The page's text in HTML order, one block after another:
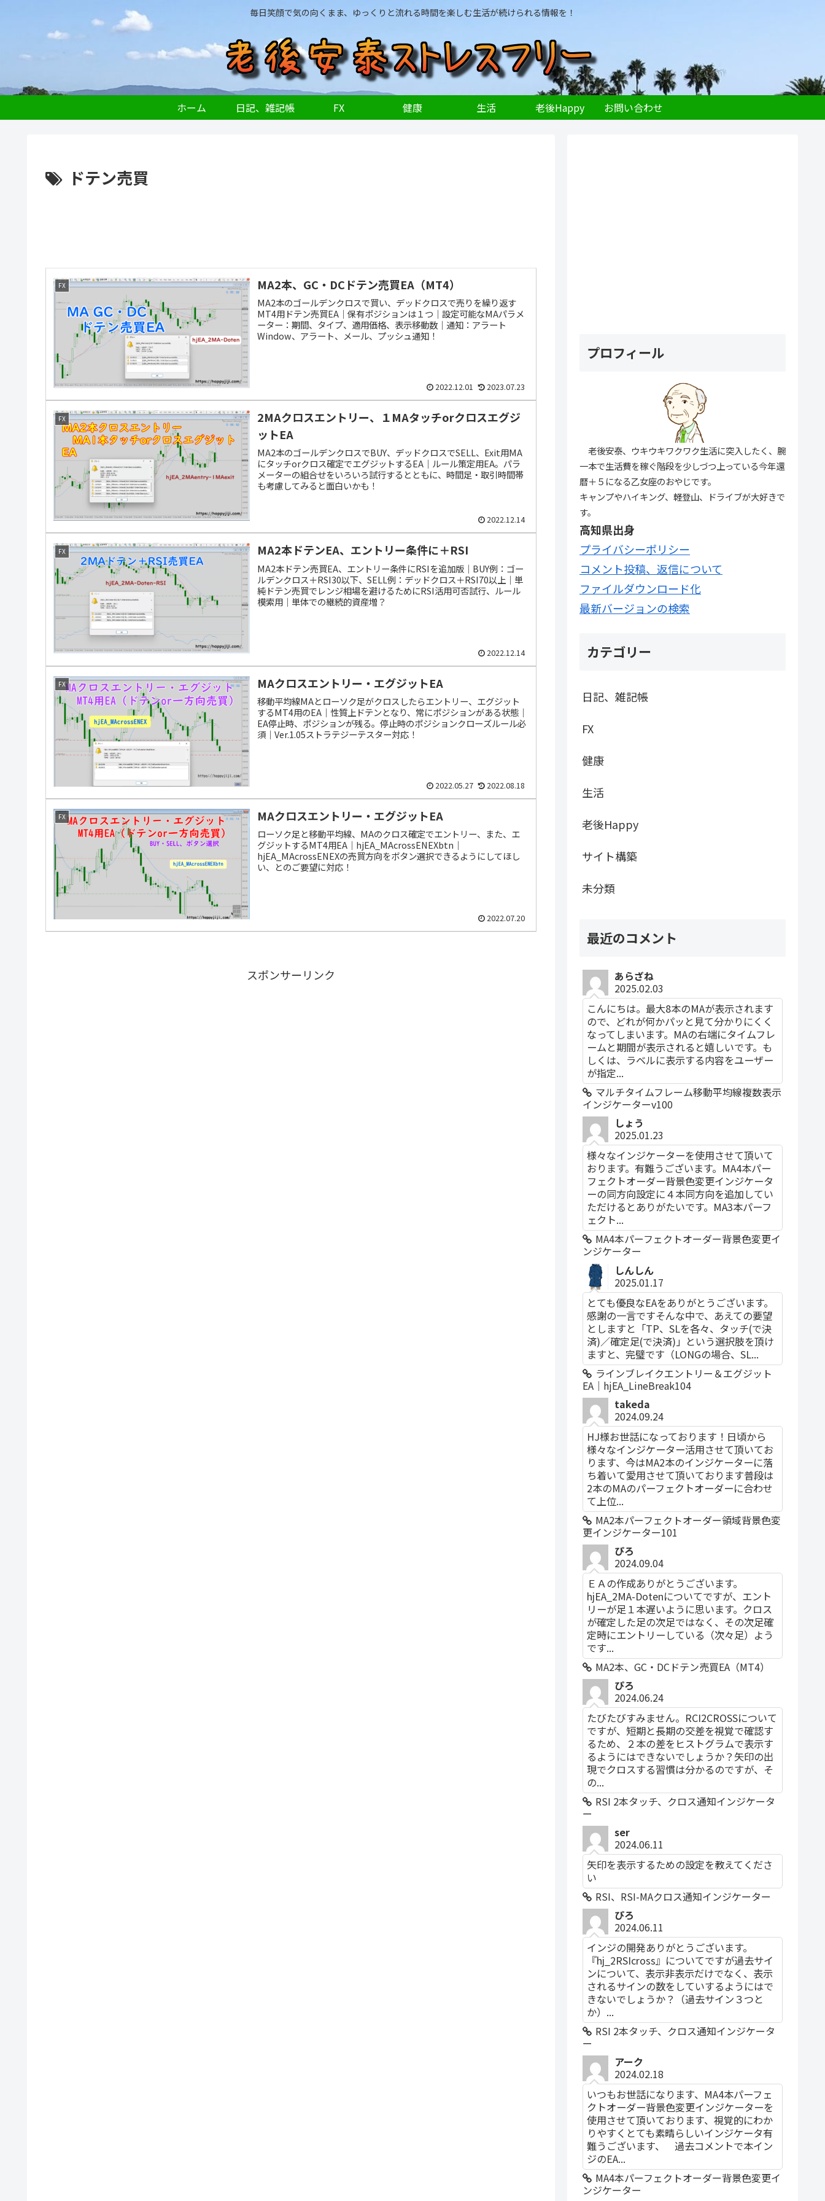
毎日笑顔で気の向くまま、ゆっくりと流れる時間を楽しむ生活が続けられる情報を！
ホーム 日記、雑記帳 FX 健康 生活 老後Happy お問い合わせ
ドテン売買
FX MA2本、GC・DCドテン売買EA（MT4）
MA2本のゴールデンクロスで買い、デッドクロスで売りを繰り返す
MT4用ドテン売買EA｜保有ポジションは１つ｜設定可能なMAパラメ
ーター：期間、タイプ、適用価格、表示移動数｜通知：アラート
Window、アラート、メール、プッシュ通知！
2022.12.01 2023.07.23
FX
2MAクロスエントリー、１MAタッチorクロスエグジ
ットEA
MA2本のゴールデンクロスでBUY、デッドクロスでSELL、Exit用MA
にタッチorクロス確定でエグジットするEA｜ルール策定用EA。パラ
メーターの組合せをいろいろ試行するとともに、時間足・取引時間帯
も考慮してみると面白いかも！
2022.12.14
FX MA2本ドテンEA、エントリー条件に＋RSI
MA2本ドテン売買EA、エントリー条件にRSIを追加版｜BUY例：ゴー
ルデンクロス＋RSI30以下、SELL例：デッドクロス＋RSI70以上｜単
純ドテン売買でレンジ相場を避けるためにRSI活用可否試行、ルール
模索用｜単体での継続的資産増？
2022.12.14
FX MAクロスエントリー・エグジットEA
移動平均線MAとローソク足がクロスしたらエントリー、エグジット
するMT4用のEA｜性質上ドテンとなり、常にポジションがある状態｜
EA停止時、ポジションが残る。停止時のポジションクローズルール必
須｜Ver.1.05ストラテジーテスター対応！
2022.05.27 2022.08.18
FX MAクロスエントリー・エグジットEA
ローソク足と移動平均線、MAのクロス確定でエントリー、また、エ
グジットするMT4用EA｜hjEA_MAcrossENEXbtn｜
hjEA_MAcrossENEXの売買方向をボタン選択できるようにしてほし
い、とのご要望に対応！
2022.07.20
スポンサーリンク
プロフィール
老後安泰、ウキウキワクワク生活に突入したく、腕
一本で生活費を稼ぐ階段を少しづつ上っている今年還
暦＋５になる乙女座のおやじです。
キャンプやハイキング、軽登山、ドライブが大好きで
す。
高知県出身
プライバシーポリシー
コメント投稿、返信について
ファイルダウンロード化
最新バージョンの検索
カテゴリー
日記、雑記帳
FX
健康
生活
老後Happy
サイト構築
未分類
最近のコメント
あらざね
2025.02.03
こんにちは。最大8本のMAが表示されます
ので、どれが何かパッと見て分かりにくく
なってしまいます。MAの右端にタイムフレ
ームと期間が表示されると嬉しいです。も
しくは、ラベルに表示する内容をユーザー
が指定...
マルチタイムフレーム移動平均線複数表示
インジケーターv100
しょう
2025.01.23
様々なインジケーターを使用させて頂いて
おります。有難うございます。MA4本パー
フェクトオーダー背景色変更インジケータ
ーの同方向設定に４本同方向を追加してい
ただけるとありがたいです。MA3本パーフ
ェクト...
MA4本パーフェクトオーダー背景色変更イ
ンジケーター
しんしん
2025.01.17
とても優良なEAをありがとうございます。
感謝の一言ですそんな中で、あえての要望
としますと「TP、SLを各々、タッチ(で決
済)／確定足(で決済)」という選択肢を頂け
ますと、完璧です（LONGの場合、SL...
ラインブレイクエントリー＆エグジット
EA｜hjEA_LineBreak104
takeda
2024.09.24
HJ様お世話になっております！日頃から
様々なインジケーター活用させて頂いてお
ります、今はMA2本のインジケーターに落
ち着いて愛用させて頂いております普段は
2本のMAのパーフェクトオーダーに合わせ
て上位...
MA2本パーフェクトオーダー領域背景色変
更インジケーター101
ぴろ
2024.09.04
ＥＡの作成ありがとうございます。
hjEA_2MA-Dotenについてですが、エント
リーが足１本遅いように思います。クロス
が確定した足の次足ではなく、その次足確
定時にエントリーしている（次々足）よう
です...
MA2本、GC・DCドテン売買EA（MT4）
ぴろ
2024.06.24
たびたびすみません。RCI2CROSSについて
ですが、短期と長期の交差を視覚で確認す
るため、２本の差をヒストグラムで表示す
るようにはできないでしょうか？矢印の出
現でクロスする習慣は分かるのですが、そ
の...
RSI 2本タッチ、クロス通知インジケータ
ー
ser
2024.06.11
矢印を表示するための設定を教えてくださ
い
RSI、RSI-MAクロス通知インジケーター
ぴろ
2024.06.11
インジの開発ありがとうございます。
『hj_2RSIcross』についてですが過去サイ
ンについて、表示非表示だけでなく、表示
されるサインの数をしていするようにはで
きないでしょうか？（過去サイン３つと
か）...
RSI 2本タッチ、クロス通知インジケータ
ー
アーク
2024.02.18
いつもお世話になります、MA4本パーフェ
クトオーダー背景色変更インジケーターを
使用させて頂いております、視覚的にわか
りやすくとても素晴らしいインジケータ有
難うございます、 過去コメントで本イン
ジのEA...
MA4本パーフェクトオーダー背景色変更イ
ンジケーター